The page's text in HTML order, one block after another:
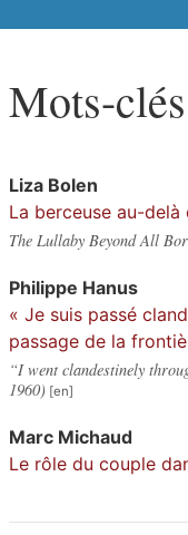
Mots-
Liza Bolen
La berceuse au-
The Lullaby Beyond All
Philippe Hanus
« Je suis passé
passage de la
“I went clandestinely
1960)
Marc Michaud
Le rôle du couple